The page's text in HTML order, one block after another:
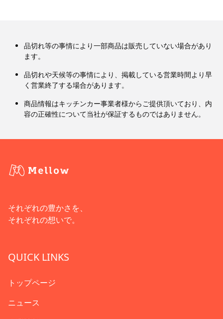
品切れ等の事情により一部商品は販売していない場合があり
ます。
品切れや天候等の事情により、掲載している営業時間より早
く営業終了する場合があります。
商品情報はキッチンカー事業者様からご提供頂いており、内
容の正確性について当社が保証するものではありません。
それぞれの豊かさを、
それぞれの想いで。
QUICK LINKS
トップページ
ニュース